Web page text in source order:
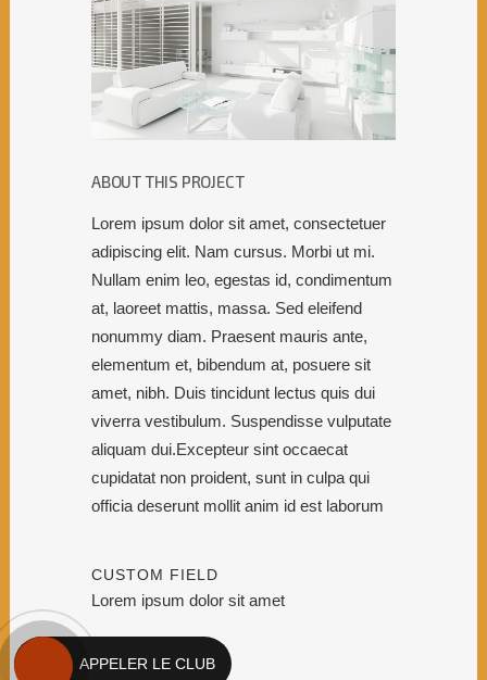
ABOUT THIS PROJECT
Lorem ipsum dolor sit amet, consectetuer
adipiscing elit. Nam cursus. Morbi ut mi.
Nullam enim leo, egestas id, condimentum
at, laoreet mattis, massa. Sed eleifend
nonummy diam. Praesent mauris ante,
elementum et, bibendum at, posuere sit
amet, nibh. Duis tincidunt lectus quis dui
viverra vestibulum. Suspendisse vulputate
aliquam dui.Excepteur sint occaecat
cupidatat non proident, sunt in culpa qui
officia deserunt mollit anim id est laborum
CUSTOM FIELD
Lorem ipsum dolor sit amet
20 November
APPELER LE CLUB